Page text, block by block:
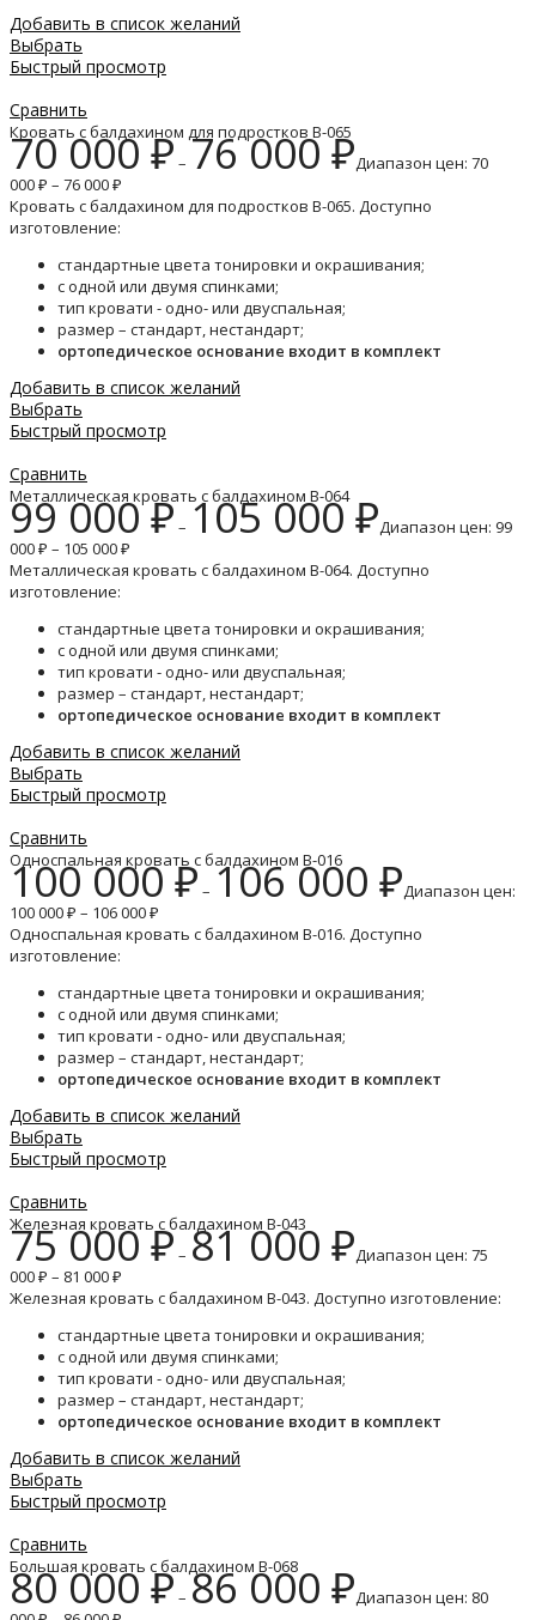
Добавить в список желаний
Выбрать
Быстрый просмотр
Сравнить
Кровать с балдахином для подростков B-065
70 000₽– 76 000₽Диапазон цен: 70
000 ₽ – 76 000 ₽
Кровать с балдахином для подростков B-065. Доступно
изготовление:
стандартные цвета тонировки и окрашивания;
с одной или двумя спинками;
тип кровати - одно- или двуспальная;
размер – стандарт, нестандарт;
ортопедическое основание входит в комплект
Добавить в список желаний
Выбрать
Быстрый просмотр
Сравнить
Металлическая кровать с балдахином B-064
99 000₽– 105 000₽Диапазон цен: 99
000 ₽ – 105 000 ₽
Металлическая кровать с балдахином B-064. Доступно
изготовление:
стандартные цвета тонировки и окрашивания;
с одной или двумя спинками;
тип кровати - одно- или двуспальная;
размер – стандарт, нестандарт;
ортопедическое основание входит в комплект
Добавить в список желаний
Выбрать
Быстрый просмотр
Сравнить
Односпальная кровать с балдахином B-016
100 000₽– 106 000 ₽Диапазон цен:
100 000 ₽ – 106 000 ₽
Односпальная кровать с балдахином B-016. Доступно
изготовление:
стандартные цвета тонировки и окрашивания;
с одной или двумя спинками;
тип кровати - одно- или двуспальная;
размер – стандарт, нестандарт;
ортопедическое основание входит в комплект
Добавить в список желаний
Выбрать
Быстрый просмотр
Сравнить
Железная кровать с балдахином B-043
75 000₽– 81 000 ₽Диапазон цен: 75
000 ₽ – 81 000 ₽
Железная кровать с балдахином B-043. Доступно изготовление:
стандартные цвета тонировки и окрашивания;
с одной или двумя спинками;
тип кровати - одно- или двуспальная;
размер – стандарт, нестандарт;
ортопедическое основание входит в комплект
Добавить в список желаний
Выбрать
Быстрый просмотр
Сравнить
Большая кровать с балдахином B-068
80 000₽– 86 000 ₽Диапазон цен: 80